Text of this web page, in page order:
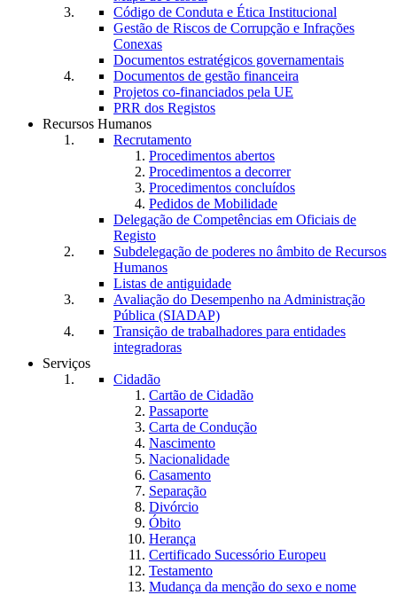
Código de Conduta e Ética Institucional
Gestão de Riscos de Corrupção e Infrações
Conexas
Documentos estratégicos governamentais
Documentos de gestão financeira
Projetos co-financiados pela UE
PRR dos Registos
Recursos Humanos
Recrutamento
Procedimentos abertos
Procedimentos a decorrer
Procedimentos concluídos
Pedidos de Mobilidade
Delegação de Competências em Oficiais de
Registo
Subdelegação de poderes no âmbito de Recursos
Humanos
Listas de antiguidade
Avaliação do Desempenho na Administração
Pública (SIADAP)
Transição de trabalhadores para entidades
integradoras
Serviços
Cidadão
Cartão de Cidadão
Passaporte
Carta de Condução
Nascimento
Nacionalidade
Casamento
Separação
Divórcio
Óbito
Herança
Certificado Sucessório Europeu
Testamento
Mudança da menção do sexo e nome